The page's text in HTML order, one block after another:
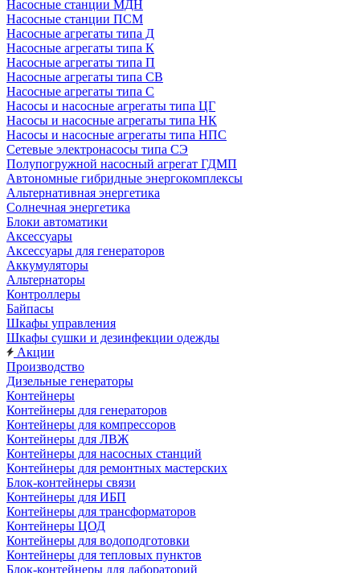
Насосные станции МДН
Насосные станции ПСМ
Насосные агрегаты типа Д
Насосные агрегаты типа К
Насосные агрегаты типа П
Насосные агрегаты типа СВ
Насосные агрегаты типа С
Насосы и насосные агрегаты типа ЦГ
Насосы и насосные агрегаты типа НК
Насосы и насосные агрегаты типа НПС
Сетевые электронасосы типа СЭ
Полупогружной насосный агрегат ГДМП
Автономные гибридные энергокомплексы
Альтернативная энергетика
Солнечная энергетика
Блоки автоматики
Аксессуары
Аксессуары для генераторов
Аккумуляторы
Альтернаторы
Контроллеры
Байпасы
Шкафы управления
Шкафы сушки и дезинфекции одежды
Акции
Производство
Дизельные генераторы
Контейнеры
Контейнеры для генераторов
Контейнеры для компрессоров
Контейнеры для ЛВЖ
Контейнеры для насосных станций
Контейнеры для ремонтных мастерских
Блок-контейнеры связи
Контейнеры для ИБП
Контейнеры для трансформаторов
Контейнеры ЦОД
Контейнеры для водоподготовки
Контейнеры для тепловых пунктов
Блок-контейнеры для лабораторий